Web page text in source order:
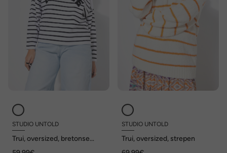
STUDIO UNTOLD
Trui, oversized, bretonse
STUDIO UNTOLD
Trui, oversized, strepen